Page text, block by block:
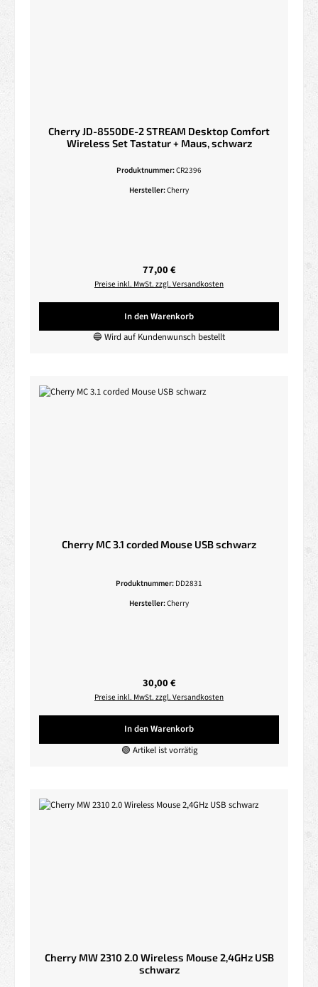
Cherry JD-8550DE-2 STREAM Desktop Comfort
Wireless Set Tastatur + Maus, schwarz
Produktnummer:CR2396
Hersteller:Cherry
Regulärer Preis:
77,00 €
Preise inkl. MwSt. zzgl. Versandkosten
In den Warenkorb
🔵 Wird auf Kundenwunsch bestellt
Cherry MC 3.1 corded Mouse USB schwarz
Produktnummer: DD2831
Hersteller:Cherry
Regulärer Preis:
30,00 €
Preise inkl. MwSt. zzgl. Versandkosten
In den Warenkorb
🟢 Artikel ist vorrätig
Cherry MW 2310 2.0 Wireless Mouse 2,4GHz USB
schwarz